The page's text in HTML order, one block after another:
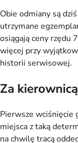
Obie odmiany są
utrzymane
osiągają ceny rzędu
więcej przy
historii serwisowej.
Za
Pierwsze wciśnięcie
miejsca z taką
na chwilę tracą